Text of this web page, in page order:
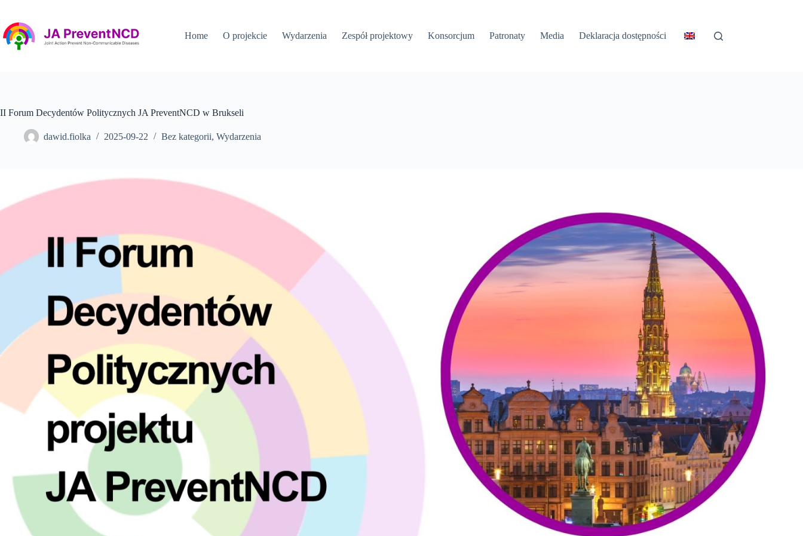
treści
Home
O projekcie Wydarzenia Zespół projektowy Konsorcjum Patronaty Media Deklaracja dostępności
II Forum Decydentów Politycznych JA PreventNCD w Brukseli
dawid.fiolka 2025-09-22 Bez kategorii, Wydarzenia